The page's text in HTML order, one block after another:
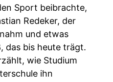
Sport beibrachte,
Redeker, der
und etwas
das bis heute trägt.
wie Studium
ihn